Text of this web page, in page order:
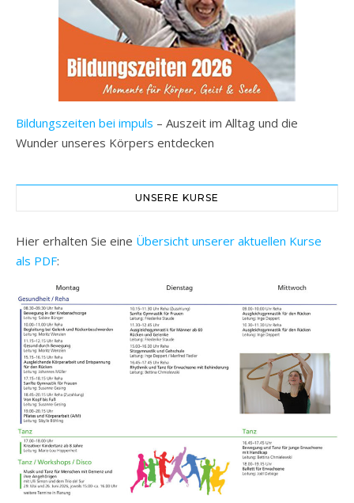
Bildungszeiten bei impuls – Auszeit im Alltag und die
Wunder unseres Körpers entdecken
UNSERE KURSE
Hier erhalten Sie eine Übersicht unserer aktuellen Kurse
als PDF: